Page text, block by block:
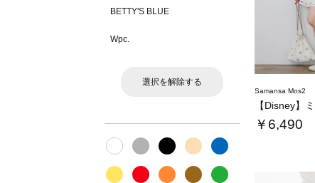
BETTY'S BLUE
Wpc.
選択を解除する
Samansa Mos2
￥6,490